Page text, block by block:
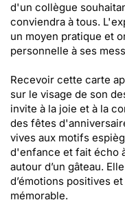
d'un collègue
conviendra à tous.
un moyen pratique et
personnelle à ses
Recevoir cette carte
sur le visage de son
invite à la joie et à la
des fêtes
vives aux motifs
d'enfance et fait écho
autour d’un gâteau.
d’émotions positives
mémorable.